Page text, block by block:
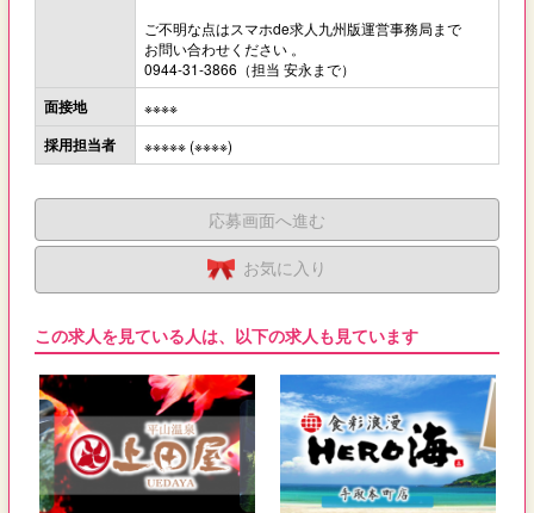
ご不明な点はスマホde求人九州版運営事務局まで
お問い合わせください 。
0944-31-3866（担当 安永まで）
面接地 ※※※※
採用担当者 ※※※※※ (※※※※)
応募画面へ進む
お気に入り
この求人を見ている人は、以下の求人も見ています